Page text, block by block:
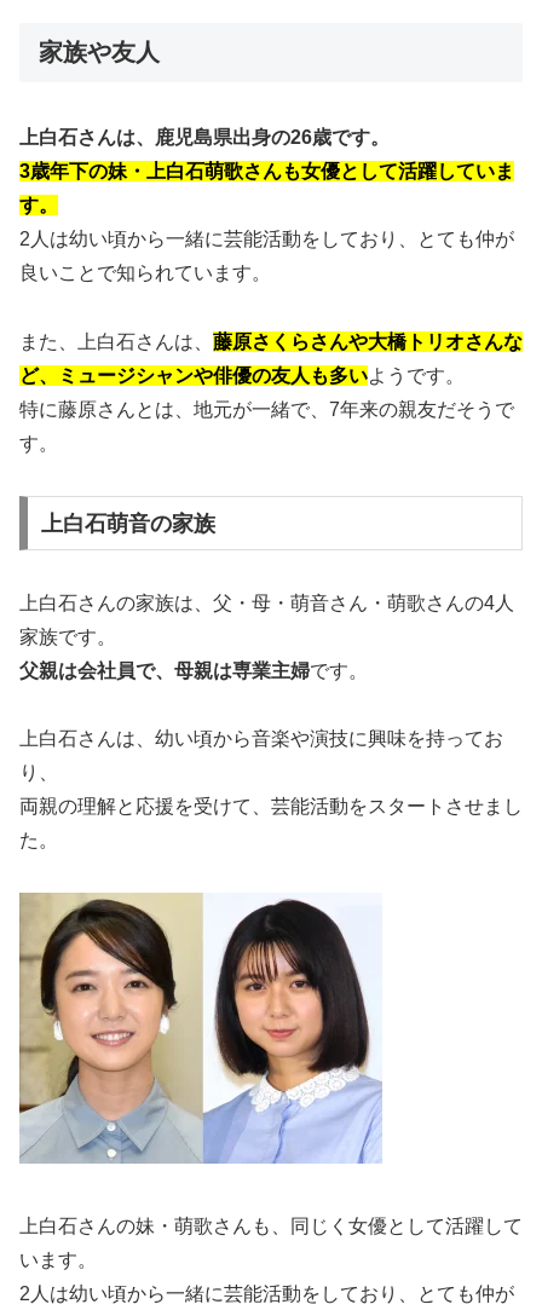
家族や友人
上白石さんは、鹿児島県出身の26歳です。
3歳年下の妹・上白石萌歌さんも女優として活躍していま
す。
2人は幼い頃から一緒に芸能活動をしており、とても仲が
良いことで知られています。
また、上白石さんは、 藤原さくらさんや大橋トリオさんな
ど、ミュージシャンや俳優の友人も多いようです。
特に藤原さんとは、地元が一緒で、7年来の親友だそうで
す。
上白石萌音の家族
上白石さんの家族は、父・母・萌音さん・萌歌さんの4人
家族です。
父親は会社員で、母親は専業主婦です。
上白石さんは、幼い頃から音楽や演技に興味を持ってお
り、
両親の理解と応援を受けて、芸能活動をスタートさせまし
た。
上白石さんの妹・萌歌さんも、同じく女優として活躍して
います。
2人は幼い頃から一緒に芸能活動をしており、とても仲が